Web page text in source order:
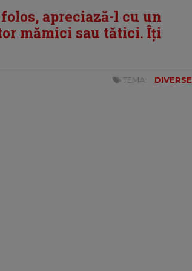
apreciază-l cu un
mămici sau tătici. Îți
TEMA: DIVERSE